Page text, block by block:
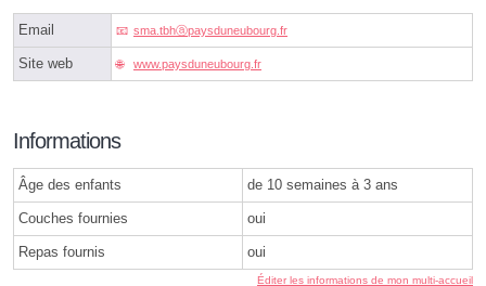
Email sma.tbhⓐpaysduneubourg.fr
Site web www.paysduneubourg.fr
Informations
Âge des enfants de 10 semaines à 3 ans
Couches fournies oui
Repas fournis oui
Éditer les informations de mon multi-accueil